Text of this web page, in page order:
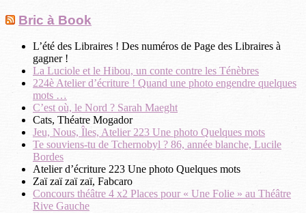
Bric à Book
L’été des Libraires ! Des numéros de Page des Libraires à
gagner !
La Luciole et le Hibou, un conte contre les Ténèbres
224è Atelier d’écriture ! Quand une photo engendre quelques
mots …
C’est où, le Nord ? Sarah Maeght
Cats, Théatre Mogador
Jeu, Nous, Îles, Atelier 223 Une photo Quelques mots
Te souviens-tu de Tchernobyl ? 86, année blanche, Lucile
Bordes
Atelier d’écriture 223 Une photo Quelques mots
Zaï zaï zaï zaï, Fabcaro
Concours théâtre 4 x2 Places pour « Une Folie » au Théâtre
Rive Gauche